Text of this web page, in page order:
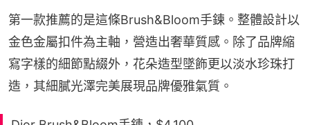
第一款推薦的是這條Brush&Bloom手鍊。整體設計以
金色金屬扣件為主軸，營造出奢華質感。除了品牌縮
寫字樣的細節點綴外，花朵造型墜飾更以淡水珍珠打
造，其細膩光澤完美展現品牌優雅氣質。